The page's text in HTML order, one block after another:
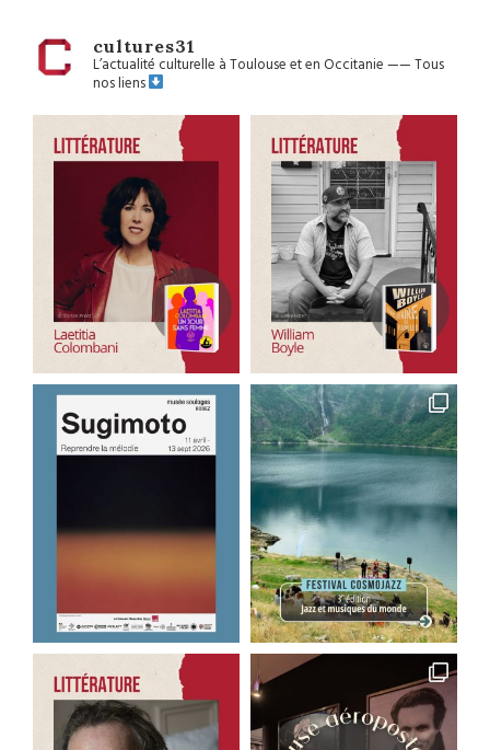
cultures31
L’actualité culturelle à Toulouse et en Occitanie——Tous
nos liens